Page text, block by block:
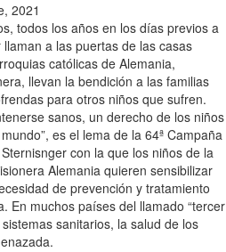
2021
todos los años en los días previos a
a las puertas de las casas
católicas de Alemania,
llevan la bendición a las familias
para otros niños que sufren.
sanos, un derecho de los niños
es el lema de la 64ª Campaña
con la que los niños de la
Alemania quieren sensibilizar
de prevención y tratamiento
En muchos países del llamado “tercer
sanitarios, la salud de los